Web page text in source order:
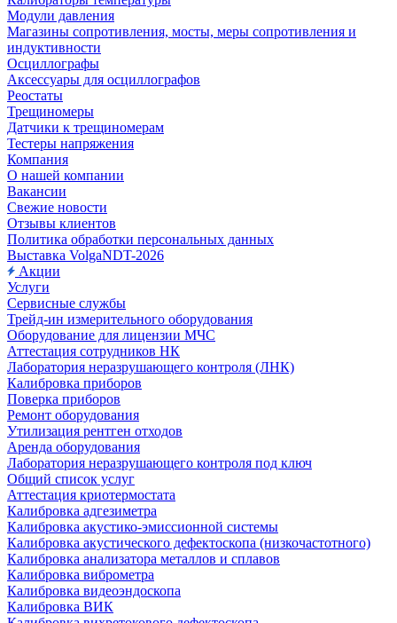
Модули давления
Магазины сопротивления, мосты, меры сопротивления и
индуктивности
Осциллографы
Аксессуары для осциллографов
Реостаты
Трещиномеры
Датчики к трещиномерам
Тестеры напряжения
Компания
О нашей компании
Вакансии
Свежие новости
Отзывы клиентов
Политика обработки персональных данных
Выставка VolgaNDT-2026
Акции
Услуги
Сервисные службы
Трейд-ин измерительного оборудования
Оборудование для лицензии МЧС
Аттестация сотрудников НК
Лаборатория неразрушающего контроля (ЛНК)
Калибровка приборов
Поверка приборов
Ремонт оборудования
Утилизация рентген отходов
Аренда оборудования
Лаборатория неразрушающего контроля под ключ
Общий список услуг
Аттестация криотермостата
Калибровка адгезиметра
Калибровка акустико-эмиссионной системы
Калибровка акустического дефектоскопа (низкочастотного)
Калибровка анализатора металлов и сплавов
Калибровка виброметра
Калибровка видеоэндоскопа
Калибровка ВИК